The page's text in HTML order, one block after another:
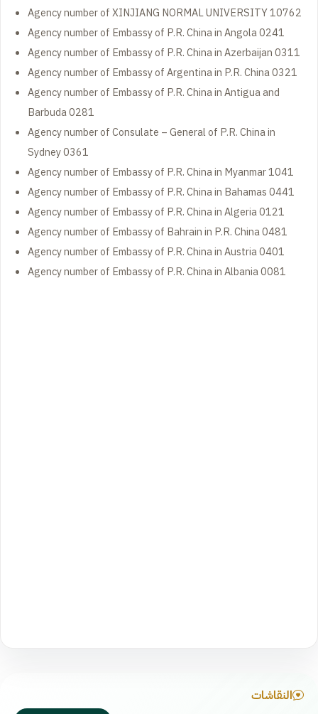
Agency number of XINJIANG NORMAL UNIVERSITY 10762
Agency number of Embassy of P.R. China in Angola 0241
Agency number of Embassy of P.R. China in Azerbaijan 0311
Agency number of Embassy of Argentina in P.R. China 0321
Agency number of Embassy of P.R. China in Antigua and
Barbuda 0281
Agency number of Consulate – General of P.R. China in
Sydney 0361
Agency number of Embassy of P.R. China in Myanmar 1041
Agency number of Embassy of P.R. China in Bahamas 0441
Agency number of Embassy of P.R. China in Algeria 0121
Agency number of Embassy of Bahrain in P.R. China 0481
Agency number of Embassy of P.R. China in Austria 0401
Agency number of Embassy of P.R. China in Albania 0081
النقاشات